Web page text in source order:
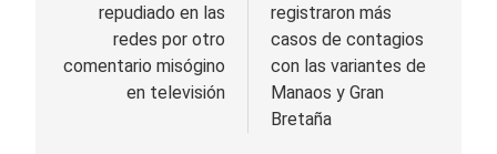
entradas
repudiado en las
redes por otro
comentario misógino
en televisión
registraron más
casos de contagios
con las variantes de
Manaos y Gran
Bretaña